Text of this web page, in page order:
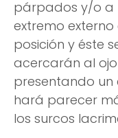
párpados y/o a
extremo
posición y éste
acercarán al
presentando un
hará parecer
los surcos